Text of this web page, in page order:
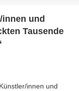
Tausende